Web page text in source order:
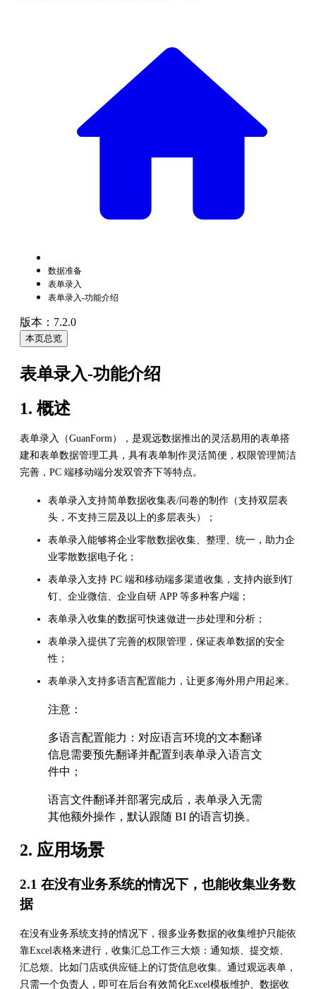
数据准备
表单录入
表单录入-功能介绍
版本：7.2.0
本页总览
表单录入-功能介绍
1. 概述
表单录入（GuanForm），是观远数据推出的灵活易用的表单搭
建和表单数据管理工具，具有表单制作灵活简便，权限管理简洁
完善，PC 端移动端分发双管齐下等特点。
表单录入支持简单数据收集表/问卷的制作（支持双层表
头，不支持三层及以上的多层表头）；
表单录入能够将企业零散数据收集、整理、统一，助力企
业零散数据电子化；
表单录入支持 PC 端和移动端多渠道收集，支持内嵌到钉
钉、企业微信、企业自研 APP 等多种客户端；
表单录入收集的数据可快速做进一步处理和分析；
表单录入提供了完善的权限管理，保证表单数据的安全
性；
表单录入支持多语言配置能力，让更多海外用户用起来。
注意：
多语言配置能力：对应语言环境的文本翻译
信息需要预先翻译并配置到表单录入语言文
件中；
语言文件翻译并部署完成后，表单录入无需
其他额外操作，默认跟随 BI 的语言切换。
2. 应用场景
2.1 在没有业务系统的情况下，也能收集业务数
据
在没有业务系统支持的情况下，很多业务数据的收集维护只能依
靠Excel表格来进行，收集汇总工作三大烦：通知烦、提交烦、
汇总烦。比如门店或供应链上的订货信息收集。通过观远表单，
只需一个负责人，即可在后台有效简化Excel模板维护、数据收